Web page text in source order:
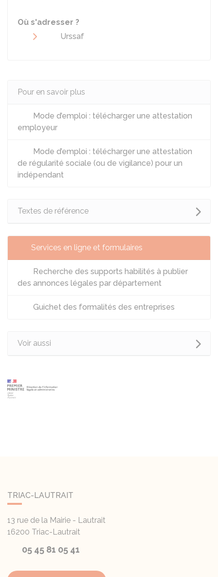
Où s'adresser ?
Urssaf
Pour en savoir plus
Mode d’emploi : télécharger une attestation
employeur
Mode d’emploi : télécharger une attestation
de régularité sociale (ou de vigilance) pour un
indépendant
Textes de référence
Services en ligne et formulaires
Recherche des supports habilités à publier
des annonces légales par département
Guichet des formalités des entreprises
Voir aussi
TRIAC-LAUTRAIT
13 rue de la Mairie - Lautrait
16200 Triac-Lautrait
05 45 81 05 41